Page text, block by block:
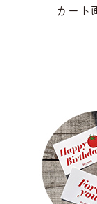
カート